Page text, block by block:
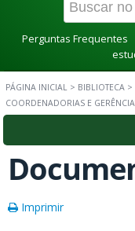
Perguntas Frequentes
PÁGINA INICIAL > BIBLIOTECA >
COORDENADORIAS E
Imprimir